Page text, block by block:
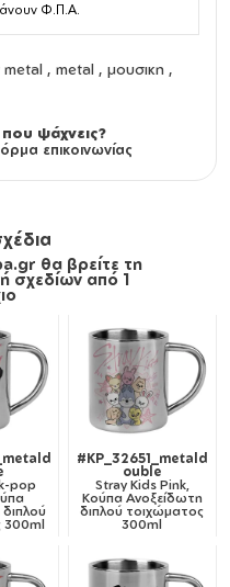
Φ.Π.Α.
, metal , μουσικη ,
ψάχνεις?
επικοινωνίας
θα βρείτε τη
σχεδίων από 1
pop
300ml
#KP_32651_metald
ouble
Stray Kids Pink,
Κούπα Ανοξείδωτη
διπλού τοιχώματος
300ml